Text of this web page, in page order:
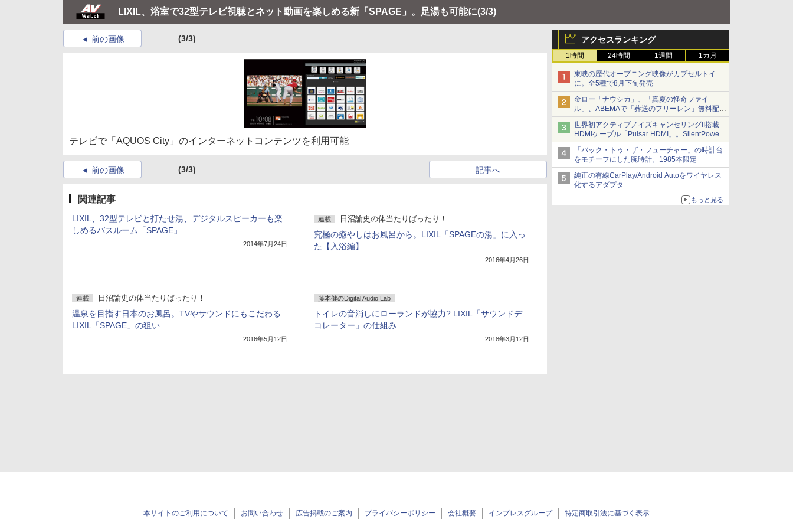
LIXIL、浴室で32型テレビ視聴とネット動画を楽しめる新「SPAGE」。足湯も可能に(3/3)
アクセスランキング
1時間 24時間 1週間 1カ月
東映の歴代オープニング映像がカプセルトイ
に。全5種で8月下旬発売
金ロー「ナウシカ」、「真夏の怪奇ファイ
ル」、ABEMAで「葬送のフリーレン」無料配信
など。夏の特番・配信情報
世界初アクティブノイズキャンセリングII搭載
HDMIケーブル「Pulsar HDMI」。SilentPower
から
「バック・トゥ・ザ・フューチャー」の時計台
をモチーフにした腕時計。1985本限定
純正の有線CarPlay/Android Autoをワイヤレス
化するアダプタ
もっと見る
前の画像 (3/3)
テレビで「AQUOS City」のインターネットコンテンツを利用可能
前の画像 (3/3) 記事へ
関連記事
LIXIL、32型テレビと打たせ湯、デジタルスピーカーも楽
しめるバスルーム「SPAGE」
2014年7月24日
連載 日沼諭史の体当たりばったり！
究極の癒やしはお風呂から。LIXIL「SPAGEの湯」に入っ
た【入浴編】
2016年4月26日
連載 日沼諭史の体当たりばったり！
温泉を目指す日本のお風呂。TVやサウンドにもこだわる
LIXIL「SPAGE」の狙い
2016年5月12日
藤本健のDigital Audio Lab
トイレの音消しにローランドが協力? LIXIL「サウンドデ
コレーター」の仕組み
2018年3月12日
本サイトのご利用について お問い合わせ 広告掲載のご案内 プライバシーポリシー 会社概要 インプレスグループ 特定商取引法に基づく表示